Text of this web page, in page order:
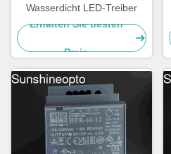
Wasserdicht LED-Treiber
Erhalten Sie besten
Preis